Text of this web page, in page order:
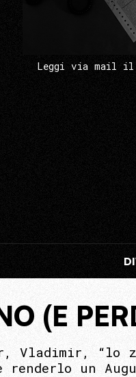
Leggi via mail il
(E
Vladimir, “lo
un